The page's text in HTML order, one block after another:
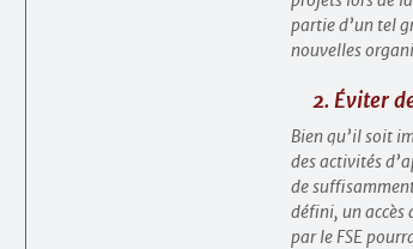
partie d’un tel
nouvelles
2. Éviter
Bien qu’il soit
des activités
de
défini, un accès
par le FSE